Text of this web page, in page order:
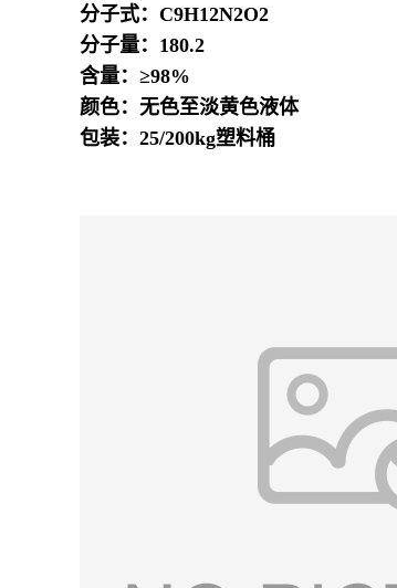
分子式：C9H12N2O2
分子量：180.2
含量：≥98%
颜色：无色至淡黄色液体
包装：25/200kg塑料桶